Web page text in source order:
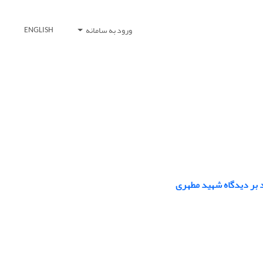
ورود به سامانه ENGLISH
بر دیدگاه شهید مطهری